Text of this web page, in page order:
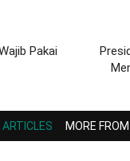
Pakai
MORE